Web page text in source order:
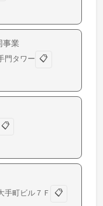
事業
門タワー 📋
📋
手町ビル７Ｆ
📋